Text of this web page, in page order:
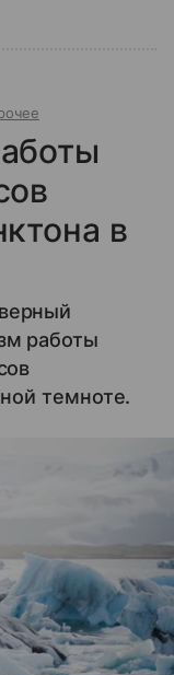
в
работы
темноте.